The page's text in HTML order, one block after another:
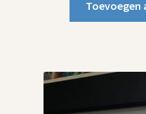
Toevoegen